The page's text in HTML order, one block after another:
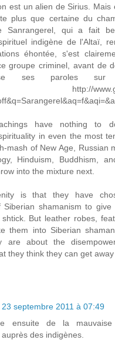
est un alien de Sirius. Mais
plus que certaine du
Sanrangerel, qui a fait
indigène de l'Altaï,
éhontée, s'est
groupe criminel, avant de
ses paroles
have nothing to
in even the most
mash of New Age, Russian
Hinduism, Buddhism,
into the mixture next.
is that they have
Siberian shamanism to give
But leather robes,
them into Siberian
are about the
they think they can get away
23 septembre 2011 à 07:49
ensuite de la
des indigènes.